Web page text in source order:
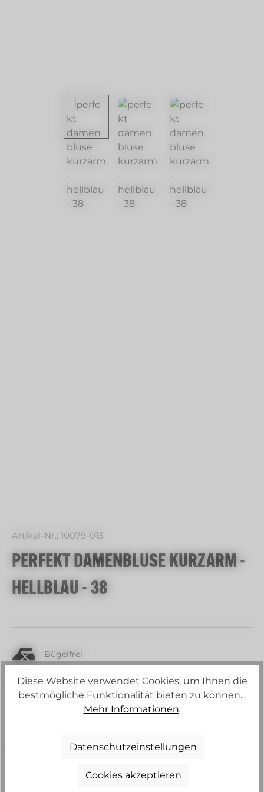
Artikel-Nr.: 10079-013
PERFEKT DAMENBLUSE KURZARM -
HELLBLAU - 38
Bügelfrei
Schadstoffgeprüft
35,00 €
Diese Website verwendet Cookies, um Ihnen die
bestmögliche Funktionalität bieten zu können...
Mehr Informationen.
Datenschutzeinstellungen
Cookies akzeptieren